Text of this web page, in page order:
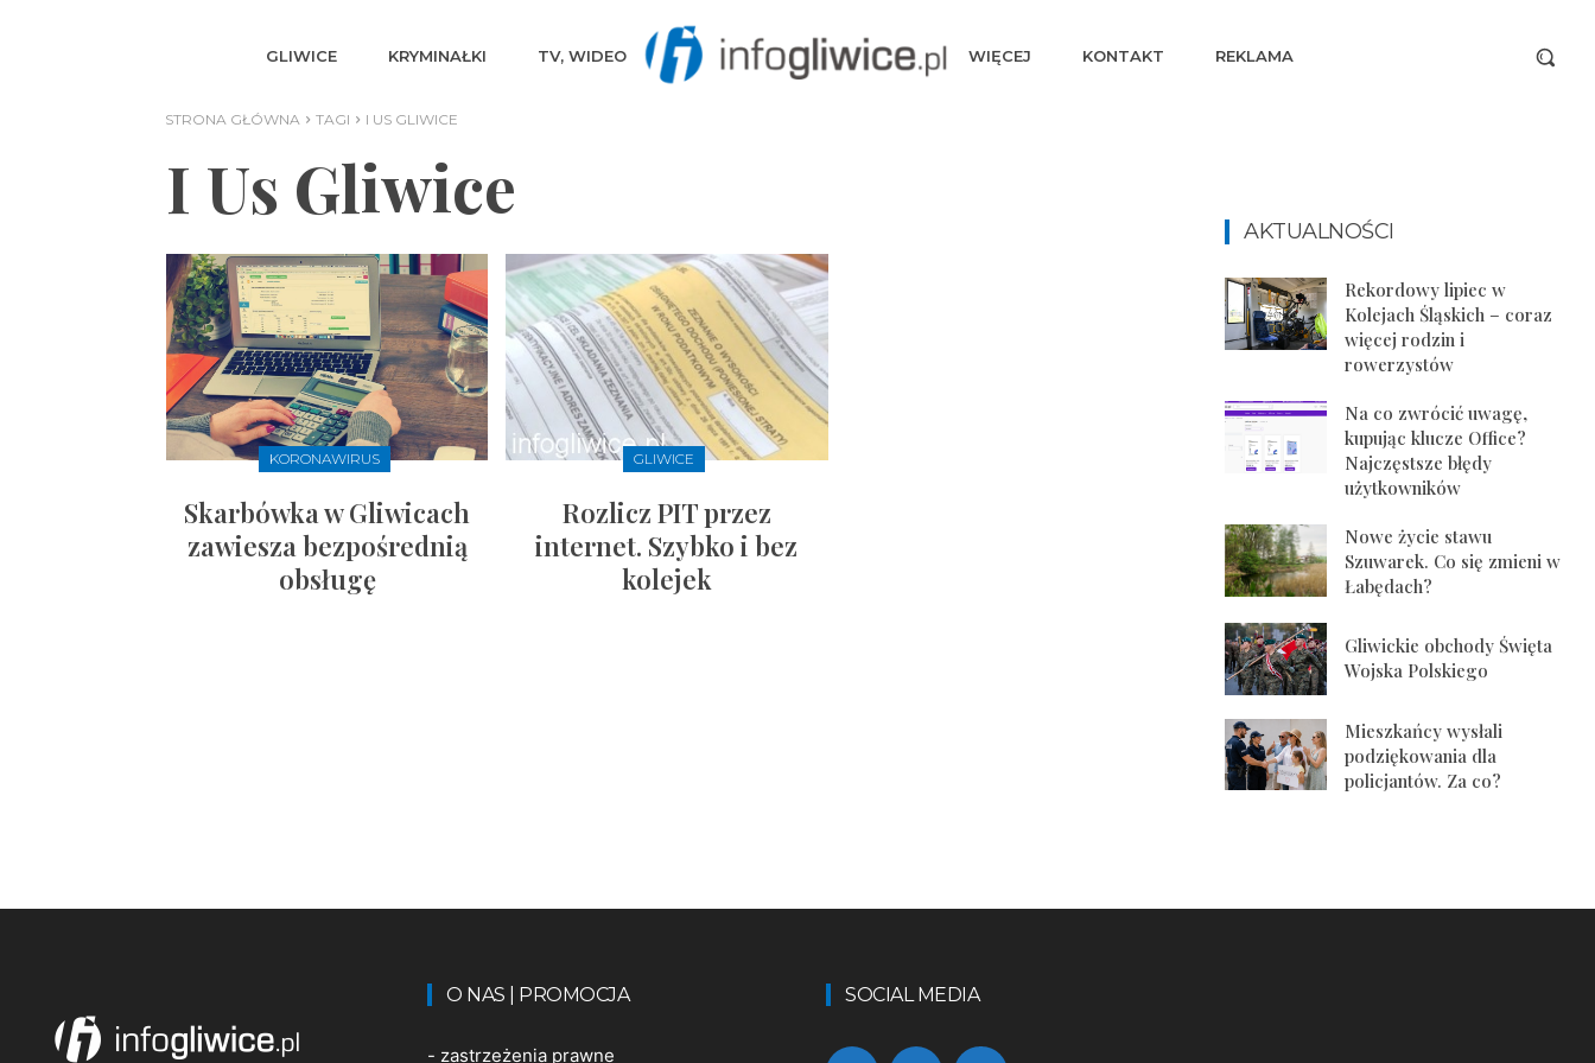
GLIWICE KRYMINAŁKI TV, WIDEO WIĘCEJ KONTAKT REKLAMA
STRONA GŁÓWNA TAGI I US GLIWICE
I Us Gliwice
KORONAWIRUS
Skarbówka w Gliwicach
zawiesza bezpośrednią
obsługę
GLIWICE
Rozlicz PIT przez
internet. Szybko i bez
kolejek
AKTUALNOŚCI
Rekordowy lipiec w
Kolejach Śląskich – coraz
więcej rodzin i
rowerzystów
Na co zwrócić uwagę,
kupując klucze Office?
Najczęstsze błędy
użytkowników
Nowe życie stawu
Szuwarek. Co się zmieni w
Łabędach?
Gliwickie obchody Święta
Wojska Polskiego
Mieszkańcy wysłali
podziękowania dla
policjantów. Za co?
O NAS | PROMOCJA
- zastrzeżenia prawne
SOCIAL MEDIA